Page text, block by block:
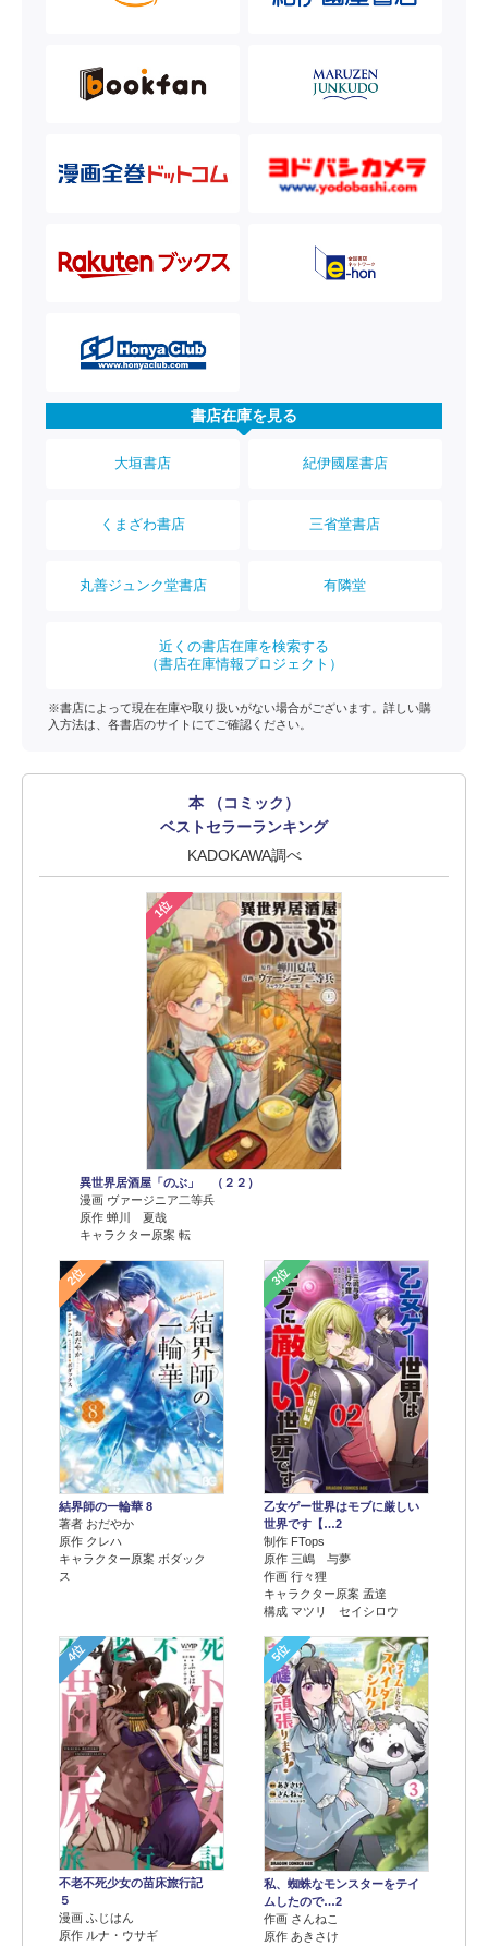
書店在庫を見る
大垣書店 紀伊國屋書店
くまざわ書店 三省堂書店
丸善ジュンク堂書店 有隣堂
近くの書店在庫を検索する
（書店在庫情報プロジェクト）
※書店によって現在在庫や取り扱いがない場合がございます。詳しい購
入方法は、各書店のサイトにてご確認ください。
本 （コミック）
ベストセラーランキング
KADOKAWA調べ
1位
異世界居酒屋「のぶ」 （２２）
漫画 ヴァージニア二等兵
原作 蝉川 夏哉
キャラクター原案 転
2位
結界師の一輪華 8
著者 おだやか
原作 クレハ
キャラクター原案 ボダック
ス
3位
乙女ゲー世界はモブに厳しい
世界です【…2
制作 FTops
原作 三嶋 与夢
作画 行々狸
キャラクター原案 孟達
構成 マツリ セイシロウ
4位
不老不死少女の苗床旅行記
５
漫画 ふじはん
原作 ルナ・ウサギ
5位
私、蜘蛛なモンスターをテイ
ムしたので…2
作画 さんねこ
原作 あきさけ